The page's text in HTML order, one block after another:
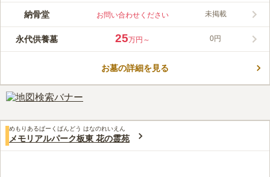
は花や線香だけではなくシキミを販売しているのでお参りの荷物
が少なくて済みます。 駐車場は200台駐車できるので、お盆やお
彼岸にもストレスを感じることがありません。
みんなの評価
3.1 口コミ
納骨堂 お問い合わせください 未掲載
永代供養墓 25万円～ 0円
お墓の詳細を見る
めもりあるぱーくばんどう はなのれいえん
メモリアルパーク板東 花の霊苑